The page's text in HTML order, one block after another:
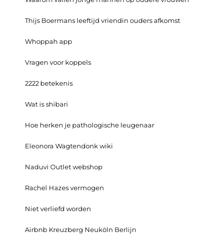
Thijs Boermans leeftijd vriendin ouders afkomst
Whoppah app
Vragen voor koppels
2222 betekenis
Wat is shibari
Hoe herken je pathologische leugenaar
Eleonora Wagtendonk wiki
Naduvi Outlet webshop
Rachel Hazes vermogen
Niet verliefd worden
Airbnb Kreuzberg Neuköln Berlijn